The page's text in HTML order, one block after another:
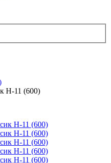
Н-11 (600)